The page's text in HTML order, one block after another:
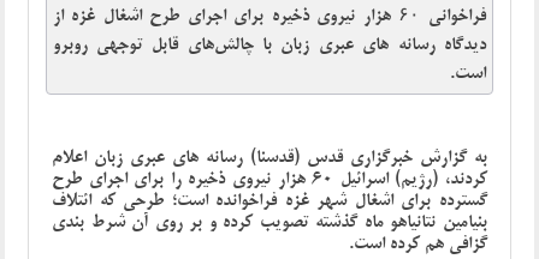
فراخوانی ۶۰ هزار نیروی ذخیره برای اجرای طرح اشغال غزه از
دیدگاه رسانه های عبری زبان با چالش‌های قابل توجهی روبرو
است.
به گزارش خبرگزاری قدس (قدسنا) رسانه های عبری زبان اعلام
کردند، (رژیم) اسرائیل 60 هزار نیروی ذخیره را برای اجرای طرح
گسترده برای اشغال شهر غزه فراخوانده است؛ طرحی که ائتلاف
بنیامین نتانیاهو ماه گذشته تصویب کرده و بر روی آن شرط بندی
گزافی هم کرده است.